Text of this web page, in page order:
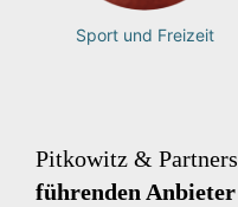
Sport und Freizeit
Pitkowitz &
führenden Anbieter